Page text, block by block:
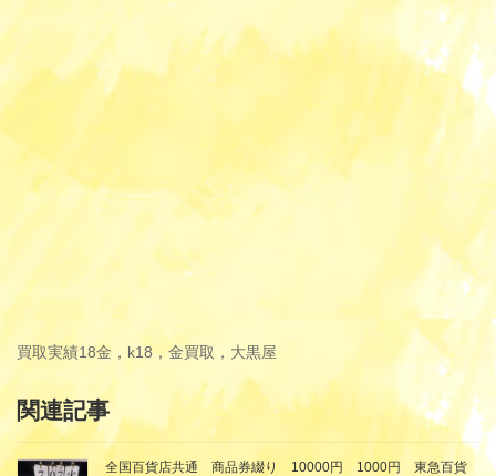
買取実績18金，k18，金買取，大黒屋
関連記事
全国百貨店共通 商品券綴り 10000円 1000円 東急百貨